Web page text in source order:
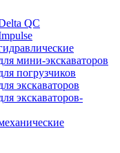
QC
мини-экскаваторов
погрузчиков
экскаваторов
экскаваторов-